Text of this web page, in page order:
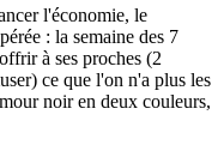
l'économie, le
: la semaine des 7
à ses proches (2
ce que l'on n'a plus les
noir en deux couleurs,